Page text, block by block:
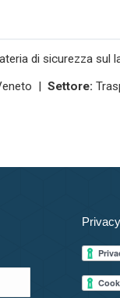
di sicurezza
| Settore: